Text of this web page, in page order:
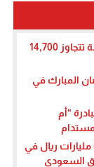
الذهب يواصل الصعود في السعودية: الأونصة تتجاوز 14,700
المبارك في
في مبادرة “أم
قفزة قوية لمؤشر تاسي والسيولة تتخطى 6 مليارات ريال في
السعودي